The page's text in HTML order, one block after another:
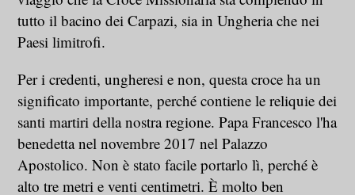
tutto il bacino dei Carpazi, sia in Ungheria che nei
Paesi limitrofi.
Per i credenti, ungheresi e non, questa croce ha un
significato importante, perché contiene le reliquie dei
santi martiri della nostra regione. Papa Francesco l'ha
benedetta nel novembre 2017 nel Palazzo
Apostolico. Non è stato facile portarlo lì, perché è
alto tre metri e venti centimetri. È molto ben